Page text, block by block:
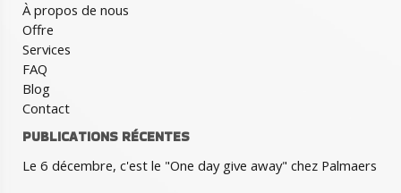
À propos de nous
Offre
Services
FAQ
Blog
Contact
PUBLICATIONS RÉCENTES
Le 6 décembre, c'est le "One day give away" chez Palmaers